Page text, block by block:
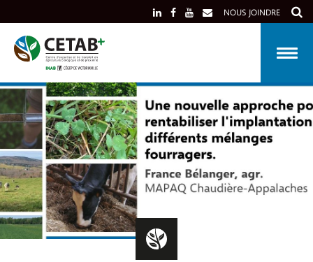
to
content
NOUS JOINDRE